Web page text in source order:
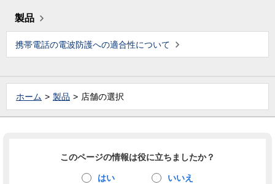
製品
携帯電話の電波防護への適合性について
ホーム 製品 店舗の選択
このページの情報は役に立ちましたか？
はい いいえ